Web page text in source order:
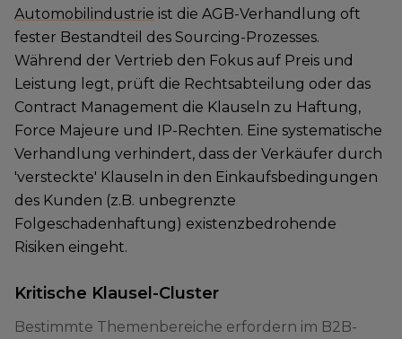
Automobilindustrie ist die AGB-Verhandlung oft
fester Bestandteil des Sourcing-Prozesses.
Während der Vertrieb den Fokus auf Preis und
Leistung legt, prüft die Rechtsabteilung oder das
Contract Management die Klauseln zu Haftung,
Force Majeure und IP-Rechten. Eine systematische
Verhandlung verhindert, dass der Verkäufer durch
'versteckte' Klauseln in den Einkaufsbedingungen
des Kunden (z.B. unbegrenzte
Folgeschadenhaftung) existenzbedrohende
Risiken eingeht.
Kritische Klausel-Cluster
Bestimmte Themenbereiche erfordern im B2B-